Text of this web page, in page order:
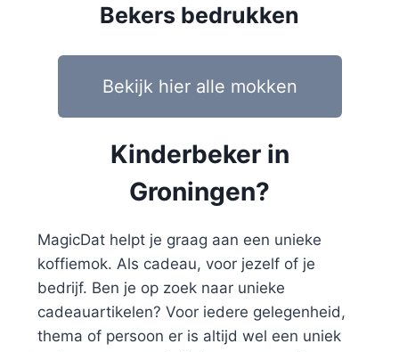
Bekers bedrukken
Bekijk hier alle mokken
Kinderbeker in
Groningen?
MagicDat helpt je graag aan een unieke
koffiemok. Als cadeau, voor jezelf of je
bedrijf. Ben je op zoek naar unieke
cadeauartikelen? Voor iedere gelegenheid,
thema of persoon er is altijd wel een uniek